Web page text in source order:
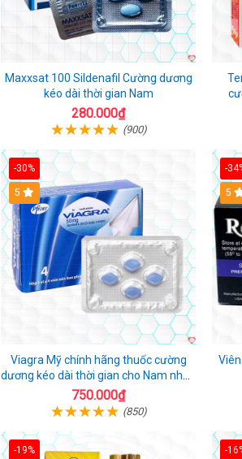
Maxxsat 100 Sildenafil Cường dương
kéo dài thời gian Nam
280.000₫
(900)
-30%
5
Viagra Mỹ chính hãng thuốc cường
dương kéo dài thời gian cho Nam nhập
khẩu chính ngạch
750.000₫
(850)
-
5
-19% -